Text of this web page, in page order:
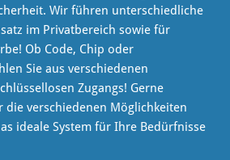
Wir führen unterschiedliche
im Privatbereich sowie für
Ob Code, Chip oder
Sie aus verschiedenen
Zugangs! Gerne
die verschiedenen Möglichkeiten
ideale System für Ihre Bedürfnisse